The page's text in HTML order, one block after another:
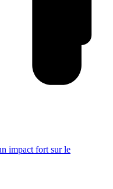
impact fort sur le